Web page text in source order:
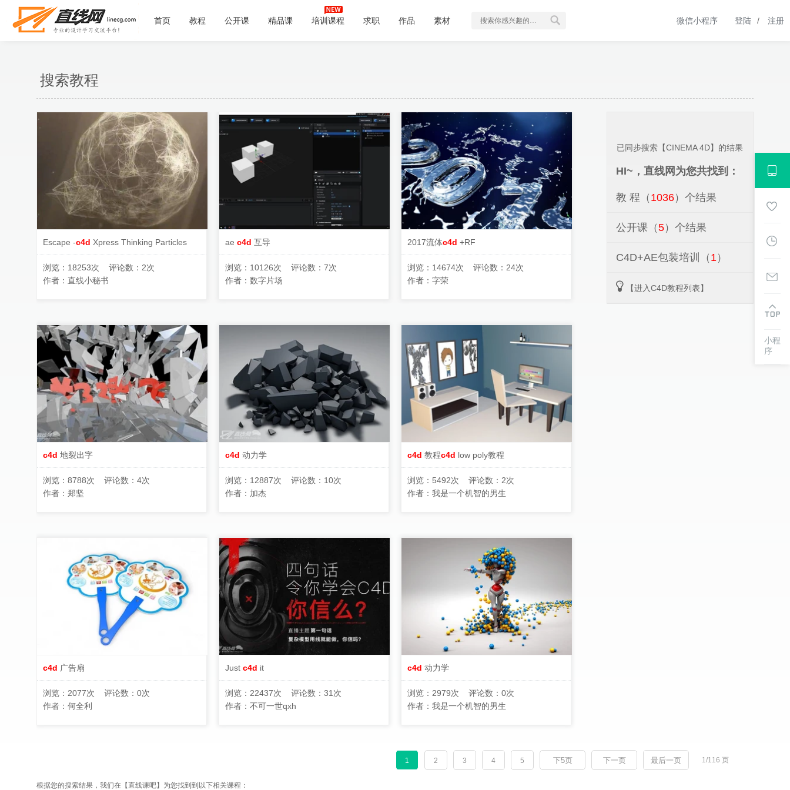
小程
序
首页 教程 公开课 精品课 培训课程 求职 作品 素材 微信小程序 登陆 / 注册
搜索教程
已同步搜索【CINEMA 4D】的结果
HI~，直线网为您共找到：
教 程（ 1036）个结果
公开课（5）个结果
C4D+AE包装培训（ 1）
【进入C4D教程列表】
Escape -c4d Xpress Thinking Particles
浏览：18253次 评论数：2次
作者： 直线小秘书
ae c4d 互导
浏览：10126次 评论数：7次
作者： 数字片场
2017流体c4d +RF
浏览：14674次 评论数：24次
作者： 字荣
c4d 地裂出字
浏览：8788次 评论数：4次
作者： 郑坚
c4d 动力学
浏览：12887次 评论数：10次
作者： 加杰
c4d 教程c4d low poly教程
浏览：5492次 评论数：2次
作者： 我是一个机智的男生
c4d 广告扇
浏览：2077次 评论数：0次
作者： 何全利
Just c4d it
浏览：22437次 评论数：31次
作者： 不可一世qxh
c4d 动力学
浏览：2979次 评论数：0次
作者： 我是一个机智的男生
1 2 3 4 5 下5页 下一页 最后一页 1/116 页
根据您的搜索结果，我们在【直线课吧】为您找到到以下相关课程：